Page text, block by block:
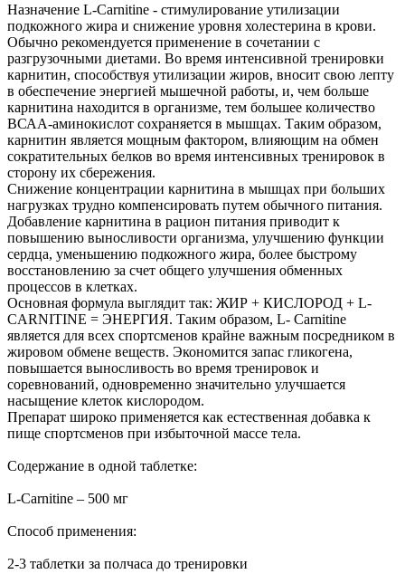
Назначение L-Carnitine - стимулирование утилизации
подкожного жира и снижение уровня холестерина в крови.
Обычно рекомендуется применение в сочетании с
разгрузочными диетами. Во время интенсивной тренировки
карнитин, способствуя утилизации жиров, вносит свою лепту
в обеспечение энергией мышечной работы, и, чем больше
карнитина находится в организме, тем большее количество
ВСАА-аминокислот сохраняется в мышцах. Таким образом,
карнитин является мощным фактором, влияющим на обмен
сократительных белков во время интенсивных тренировок в
сторону их сбережения.
Снижение концентрации карнитина в мышцах при больших
нагрузках трудно компенсировать путем обычного питания.
Добавление карнитина в рацион питания приводит к
повышению выносливости организма, улучшению функции
сердца, уменьшению подкожного жира, более быстрому
восстановлению за счет общего улучшения обменных
процессов в клетках.
Основная формула выглядит так: ЖИР + КИСЛОРОД + L-
CARNITINE = ЭНЕРГИЯ. Таким образом, L- Carnitine
является для всех спортсменов крайне важным посредником в
жировом обмене веществ. Экономится запас гликогена,
повышается выносливость во время тренировок и
соревнований, одновременно значительно улучшается
насыщение клеток кислородом.
Препарат широко применяется как естественная добавка к
пище спортсменов при избыточной массе тела.
Содержание в одной таблетке:
L-Carnitine – 500 мг
Способ применения:
2-3 таблетки за полчаса до тренировки